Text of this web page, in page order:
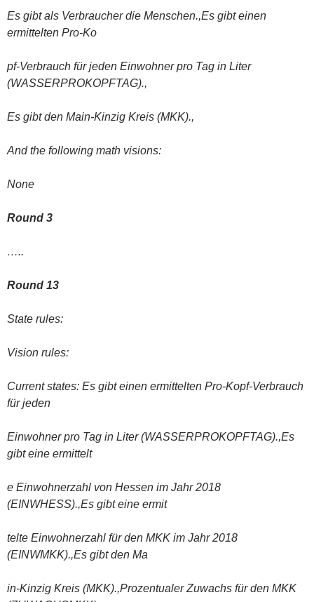
Es gibt als Verbraucher die Menschen.,Es gibt einen
ermittelten Pro-Ko
pf-Verbrauch für jeden Einwohner pro Tag in Liter
(WASSERPROKOPFTAG).,
Es gibt den Main-Kinzig Kreis (MKK).,
And the following math visions:
None
Round 3
…..
Round 13
State rules:
Vision rules:
Current states: Es gibt einen ermittelten Pro-Kopf-Verbrauch
für jeden
Einwohner pro Tag in Liter (WASSERPROKOPFTAG).,Es
gibt eine ermittelt
e Einwohnerzahl von Hessen im Jahr 2018
(EINWHESS).,Es gibt eine ermit
telte Einwohnerzahl für den MKK im Jahr 2018
(EINWMKK).,Es gibt den Ma
in-Kinzig Kreis (MKK).,Prozentualer Zuwachs für den MKK